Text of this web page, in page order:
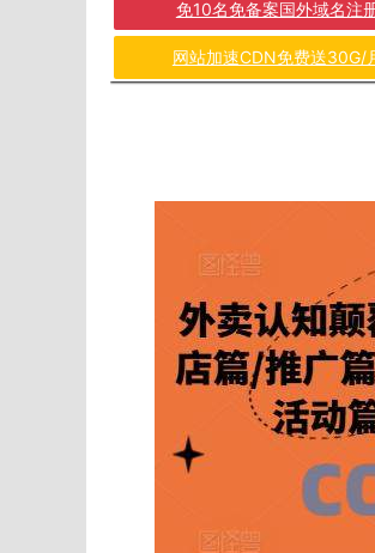
免10名免备案国外域名注
网站加速CDN免费送30G/